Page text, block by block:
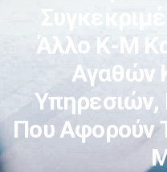
Άλλο Κ-Μ
Αγαθών
Υπηρεσιών,
Που Αφορούν